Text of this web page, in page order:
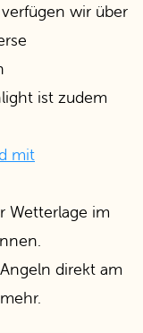
wir über
ist zudem
mit
Wetterlage im
direkt am